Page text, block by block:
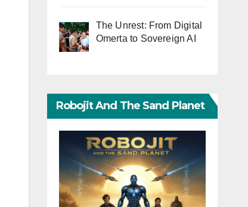
The Unrest: From Digital
Omerta to Sovereign AI
Robojit And The Sand Planet